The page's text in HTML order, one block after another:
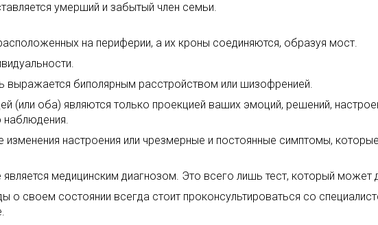
умерший и забытый член семьи.
на периферии, а их кроны соединяются, образуя мост.
выражается биполярным расстройством или шизофренией.
(или оба) являются только проекцией ваших эмоций, решений,
наблюдения.
изменения настроения или чрезмерные и постоянные симптомы,
является медицинским диагнозом. Это всего лишь тест, который
о своем состоянии всегда стоит проконсультироваться со